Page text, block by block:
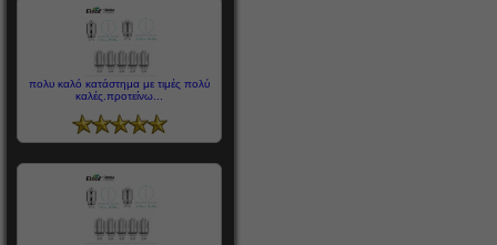
πολυ καλό κατάστημα με τιμές πολύ
καλές.προτείνω...